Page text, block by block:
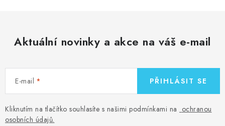
Aktuální novinky a akce na váš e-mail
E-mail
Kliknutím na tlačítko souhlasíte s našimi podmínkami na ochranou
osobních údajů.
PŘIHLÁSIT SE